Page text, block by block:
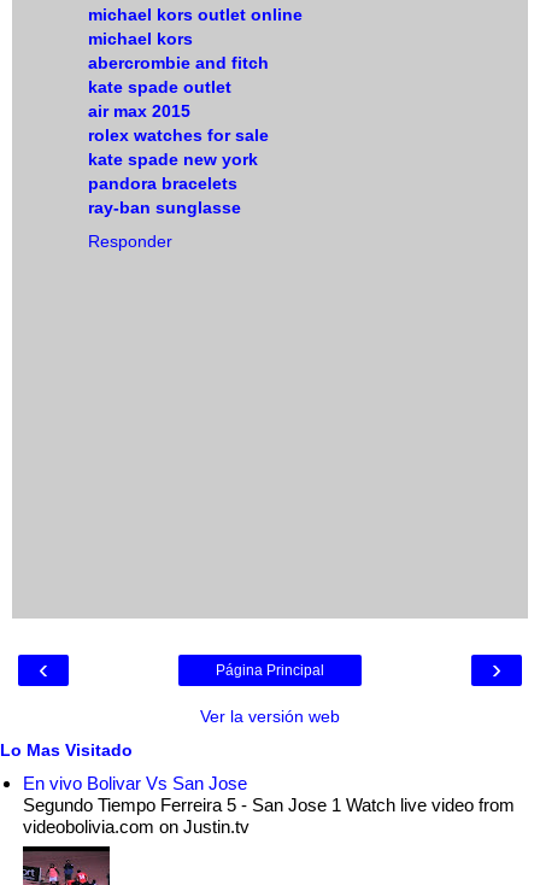
michael kors outlet online
michael kors
abercrombie and fitch
kate spade outlet
air max 2015
rolex watches for sale
kate spade new york
pandora bracelets
ray-ban sunglasse
Responder
‹ ›
Página Principal
Ver la versión web
Lo Mas Visitado
En vivo Bolivar Vs San Jose
Segundo Tiempo Ferreira 5 - San Jose 1 Watch live video from
videobolivia.com on Justin.tv